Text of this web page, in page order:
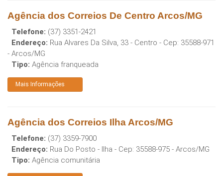
Agência dos Correios De Centro Arcos/MG
Telefone: (37) 3351-2421
Endereço: Rua Alvares Da Silva, 33 - Centro - Cep: 35588-971
- Arcos/MG
Tipo: Agência franqueada
Mais Informações
Agência dos Correios Ilha Arcos/MG
Telefone: (37) 3359-7900
Endereço: Rua Do Posto - Ilha - Cep: 35588-975 - Arcos/MG
Tipo: Agência comunitária